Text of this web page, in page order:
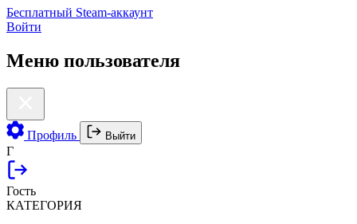
Бесплатный Steam-аккаунт
Войти
Меню пользователя
Профиль Выйти
Г
Гость
КАТЕГОРИЯ